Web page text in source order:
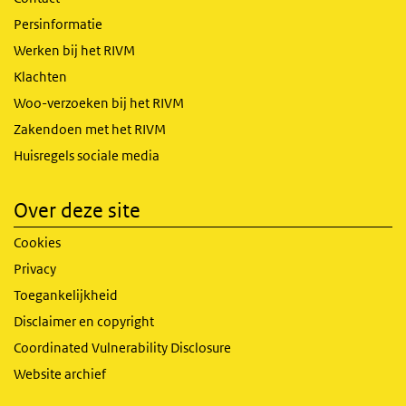
Persinformatie
Werken bij het RIVM
Klachten
Woo-verzoeken bij het RIVM
Zakendoen met het RIVM
Huisregels sociale media
Over deze site
Cookies
Privacy
Toegankelijkheid
Disclaimer en copyright
Coordinated Vulnerability Disclosure
Website archief